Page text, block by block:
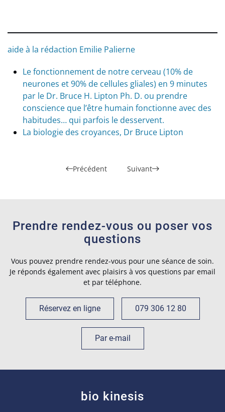
aide à la rédaction Emilie Palierne
Le fonctionnement de notre cerveau (10% de
neurones et 90% de cellules gliales) en 9 minutes
par le Dr. Bruce H. Lipton Ph. D. ou prendre
conscience que l’être humain fonctionne avec des
habitudes… qui parfois le desservent.
La biologie des croyances, Dr Bruce Lipton
Précédent Suivant
Prendre rendez-vous ou poser vos
questions
Vous pouvez prendre rendez-vous pour une séance de soin.
Je réponds également avec plaisirs à vos questions par email
et par téléphone.
Réservez en ligne 079 306 12 80
Par e-mail
bio kinesis